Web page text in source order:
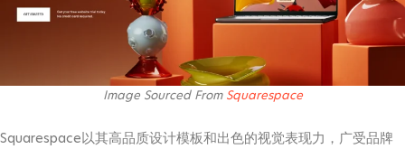
Image Sourced From Squarespace
Squarespace以其高品质设计模板和出色的视觉表现力，广受品牌